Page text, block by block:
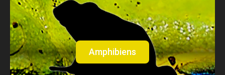
Amphibiens